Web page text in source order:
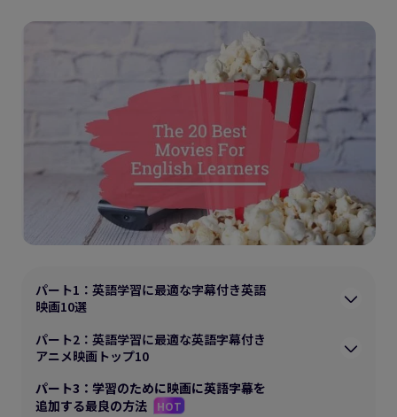
パート1：英語学習に最適な字幕付き英語
映画10選
パート2：英語学習に最適な英語字幕付き
アニメ映画トップ10
パート3：学習のために映画に英語字幕を
追加する最良の方法
HOT